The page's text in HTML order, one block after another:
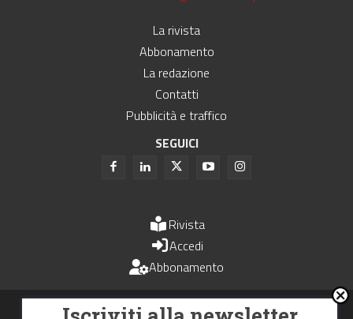
La rivista
Abbonamento
La redazione
Contatti
Pubblicità e traffico
SEGUICI
Rivista
Accedi
Abbonamento
Uomini e Trasporti è un periodico associato all'Unione Stampa